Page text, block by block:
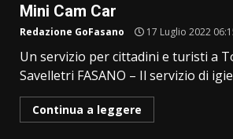
Mini Cam Car
Redazione GoFasano 17 Luglio 2022
Un servizio per cittadini e turisti a
Savelletri FASANO – Il servizio di
Continua a leggere